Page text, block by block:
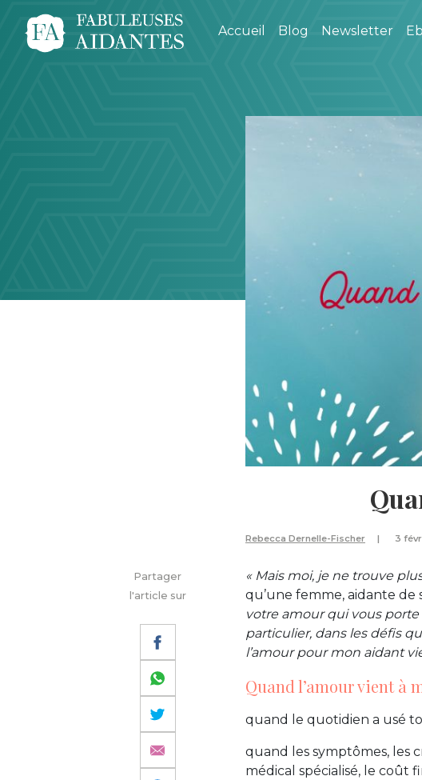
Accueil Blog Newsletter
Rebecca Dernelle-Fischer 3
Partager
l'article sur
« Mais moi, je ne trouve
qu’une femme, aidante de
votre amour qui vous
particulier, dans les défis
l’amour pour mon aidant
Quand l’amour vient à
quand le quotidien a usé
quand les symptômes, les
médical spécialisé, le coût